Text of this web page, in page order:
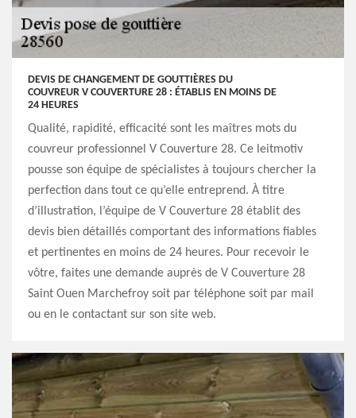
DEVIS DE CHANGEMENT DE GOUTTIÈRES DU
COUVREUR V COUVERTURE 28 : ÉTABLIS EN MOINS DE
24 HEURES
Qualité, rapidité, efficacité sont les maîtres mots du
couvreur professionnel V Couverture 28. Ce leitmotiv
pousse son équipe de spécialistes à toujours chercher la
perfection dans tout ce qu’elle entreprend. À titre
d’illustration, l’équipe de V Couverture 28 établit des
devis bien détaillés comportant des informations fiables
et pertinentes en moins de 24 heures. Pour recevoir le
vôtre, faites une demande auprès de V Couverture 28
Saint Ouen Marchefroy soit par téléphone soit par mail
ou en le contactant sur son site web.